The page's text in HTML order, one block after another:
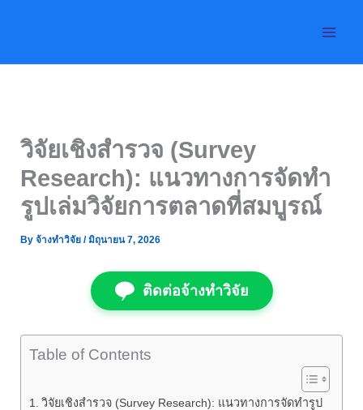
วิจัยเชิงสำรวจ (Survey
Research): แนวทางการจัดทำ
รูปเล่มวิจัยการตลาดที่สมบูรณ์
By จ้างทำวิจัย /มิถุนายน 7, 2026
ติดต่อจ้างทำวิจัย
Table of Contents
วิจัยเชิงสำรวจ (Survey Research): แนวทางการจัดทำรูป